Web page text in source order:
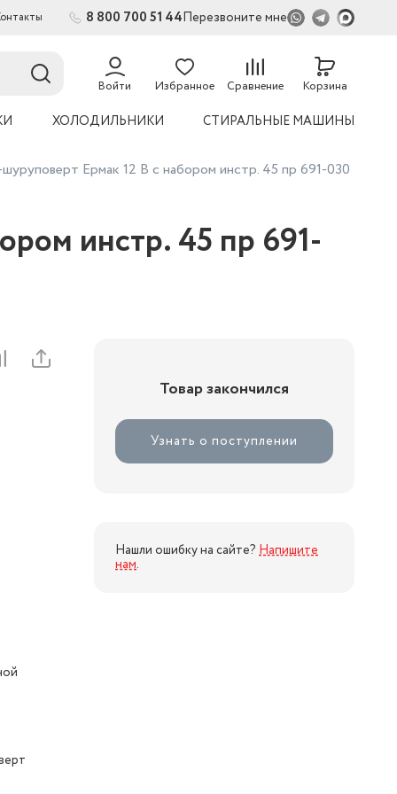
8 800 700 51 44Перезвоните мне
Войти Избранное Сравнение
54
Корзина
ХОЛОДИЛЬНИКИ СТИРАЛЬНЫЕ МАШИНЫ
Ермак 12 В с набором инстр. 45 пр 691-030
инстр. 45 пр 691-
Товар закончился
Узнать о поступлении
Нашли ошибку на сайте? Напишите
нам.